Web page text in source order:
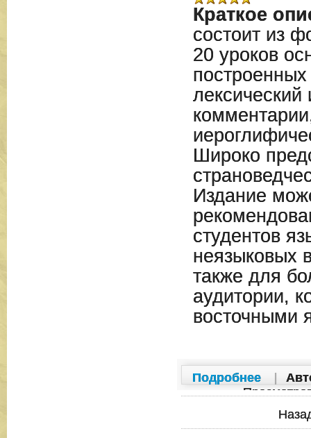
Краткое
состоит из
20 уроков
построенных
лексический
Широко
Издание
студентов
неязыковых
также для
аудитории,
восточными
Подробнее |